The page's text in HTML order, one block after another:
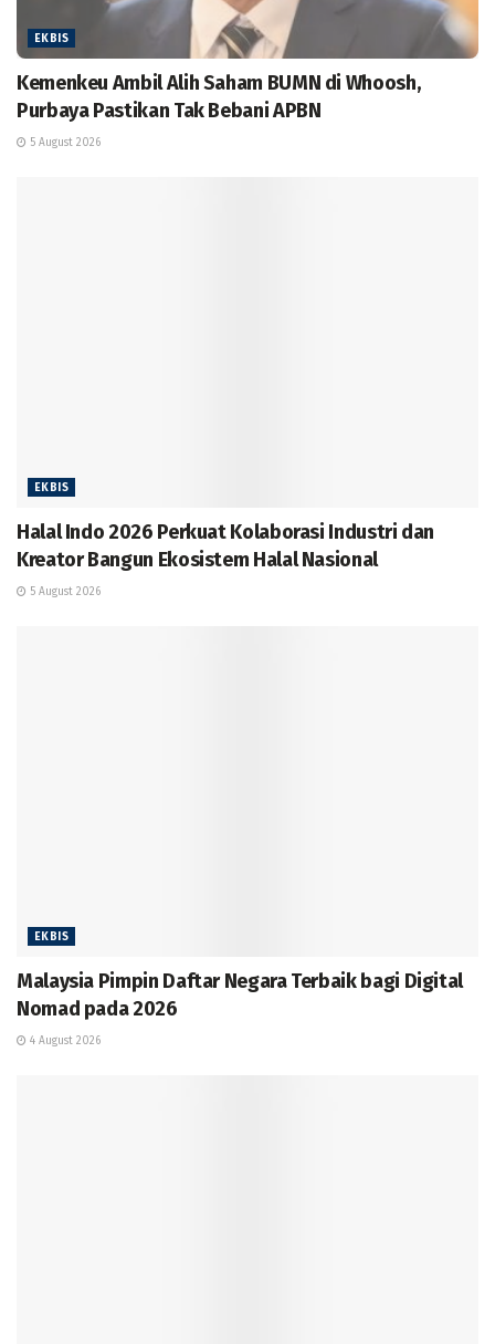
EKBIS
Kemenkeu Ambil Alih Saham BUMN di Whoosh,
Purbaya Pastikan Tak Bebani APBN
5 August 2026
EKBIS
Halal Indo 2026 Perkuat Kolaborasi Industri dan
Kreator Bangun Ekosistem Halal Nasional
5 August 2026
EKBIS
Malaysia Pimpin Daftar Negara Terbaik bagi Digital
Nomad pada 2026
4 August 2026